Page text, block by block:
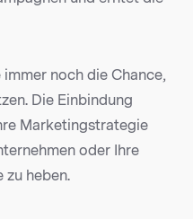
noch die Chance,
Die Einbindung
Marketingstrategie
oder Ihre
zu heben.